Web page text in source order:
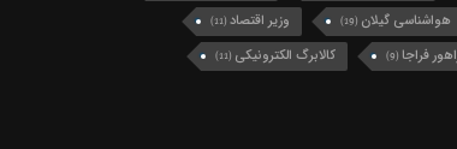
هواشناسی گیلان (19) وزیر اقتصاد(11)
فراجا (9) کالابرگ الکترونیکی (11)